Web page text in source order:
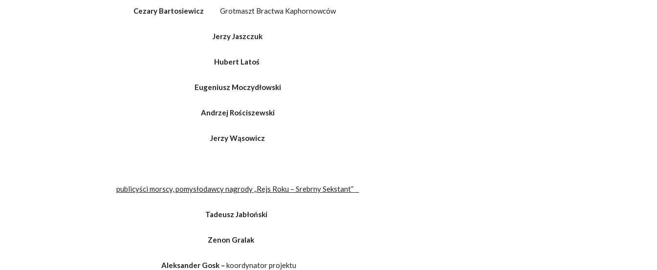
Cezary Bartosiewicz Grotmaszt Bractwa Kaphornowców
Jerzy Jaszczuk
Hubert Latoś
Eugeniusz Moczydłowski
Andrzej Rościszewski
Jerzy Wąsowicz
publicyści morscy, pomysłodawcy nagrody „Rejs Roku – Srebrny Sekstant”
Tadeusz Jabłoński
Zenon Gralak
Aleksander Gosk – koordynator projektu